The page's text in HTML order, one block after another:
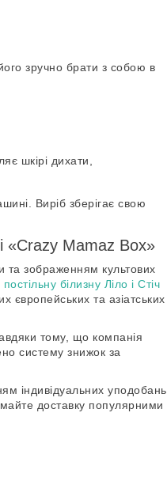
зручно брати з собою в
шкірі дихати,
Виріб зберігає свою
«Crazy Mamaz Box»
та зображенням культових
білизну Ліло і Стіч
європейських та азіатських
тому, що компанія
систему знижок за
індивідуальних уподобань
доставку популярними